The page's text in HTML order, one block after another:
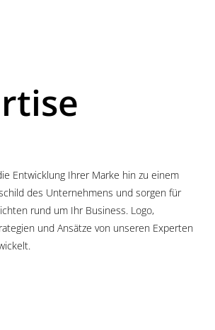
Entwicklung Ihrer Marke hin zu einem
des Unternehmens und sorgen für
rund um Ihr Business. Logo,
und Ansätze von unseren Experten